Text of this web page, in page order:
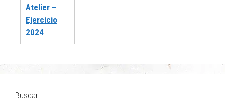
Atelier –
Ejercicio
2024
Buscar